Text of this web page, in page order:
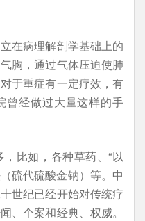
在病理解剖学基础上的
胸，通过气体压迫使肺
于重症有一定疗效，有
曾经做过大量这样的手
比如，各种草药、“以
硫代硫酸金钠）等。中
世纪已经开始对传统疗
、个案和经典、权威。